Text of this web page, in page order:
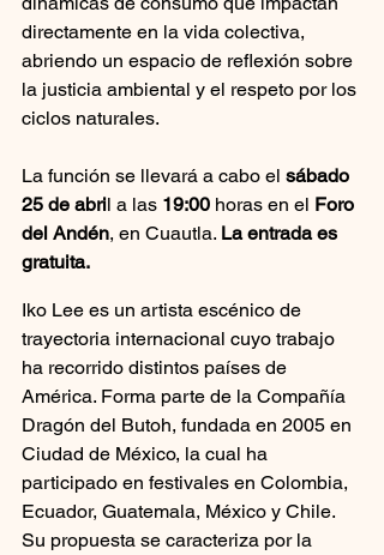
directamente en la vida colectiva,
abriendo un espacio de reflexión sobre
la justicia ambiental y el respeto por los
ciclos naturales.
La función se llevará a cabo el sábado
25 de abril a las 19:00 horas en el Foro
del Andén, en Cuautla. La entrada es
gratuita.
Iko Lee es un artista escénico de
trayectoria internacional cuyo trabajo
ha recorrido distintos países de
América. Forma parte de la Compañía
Dragón del Butoh, fundada en 2005 en
Ciudad de México, la cual ha
participado en festivales en Colombia,
Ecuador, Guatemala, México y Chile.
Su propuesta se caracteriza por la